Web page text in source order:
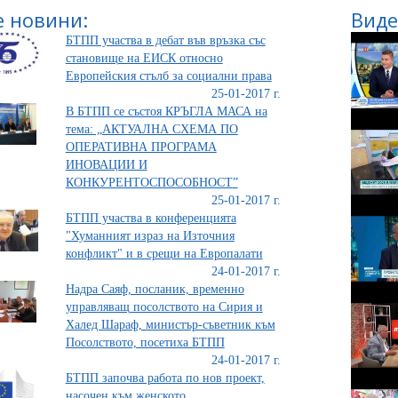
БТПП участва в дебат във връзка със
становище на ЕИСК относно
Европейския стълб за социални права
25-01-2017 г.
В БТПП се състоя КРЪГЛА МАСА на
тема: „АКТУАЛНА СХЕМА ПО
ОПЕРАТИВНА ПРОГРАМА
ИНОВАЦИИ И
КОНКУРЕНТОСПОСОБНОСТ”
25-01-2017 г.
БТПП участва в конференцията
"Хуманният израз на Източния
конфликт" и в срещи на Европалати
24-01-2017 г.
Надра Саяф, посланик, временно
управляващ посолството на Сирия и
Халед Шараф, министър-съветник към
Посолството, посетиха БТПП
24-01-2017 г.
БТПП започва работа по нов проект,